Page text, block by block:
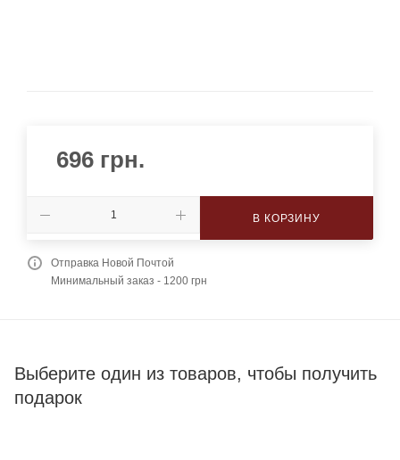
696 грн.
В КОРЗИНУ
Отправка Новой Почтой
Минимальный заказ - 1200 грн
Выберите один из товаров, чтобы получить
подарок